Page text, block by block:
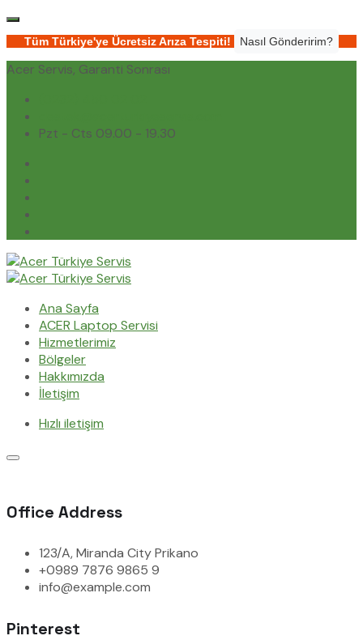
Tüm Türkiye'ye Ücretsiz Arıza Tespiti! Nasıl Gönderirim?
Acer Servis, Garanti Sonrası
Pzt - Cts 09.00 - 19.30
Ana Sayfa
ACER Laptop Servisi
Hizmetlerimiz
Bölgeler
Hakkımızda
İletişim
Hızlı iletişim
Office Address
123/A, Miranda City Prikano
+0989 7876 9865 9
info@example.com
Pinterest